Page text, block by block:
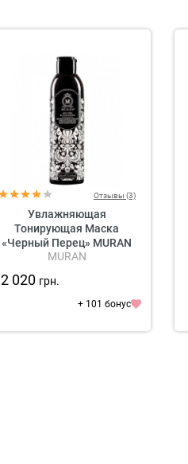
Отзывы (3)
Увлажняющая
Тонирующая Маска
«Черный Перец» MURAN
Spicy Reflex Black Pepper
MURAN
2 020 грн.
+ 101 бонус